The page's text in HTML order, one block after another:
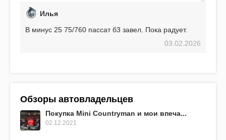
Илья
В минус 25 75/760 пассат б3 завел. Пока радует.
03.02.2026
Обзоры автовладельцев
Покупка Mini Countryman и мои впеча...
02.12.2021